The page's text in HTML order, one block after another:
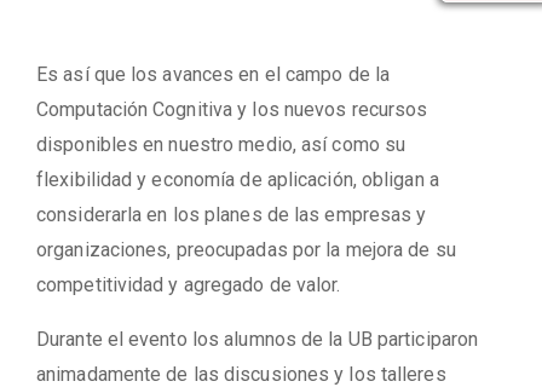
Es así que los avances en el campo de la
Computación Cognitiva y los nuevos recursos
disponibles en nuestro medio, así como su
flexibilidad y economía de aplicación, obligan a
considerarla en los planes de las empresas y
organizaciones, preocupadas por la mejora de su
competitividad y agregado de valor.
Durante el evento los alumnos de la UB participaron
animadamente de las discusiones y los talleres